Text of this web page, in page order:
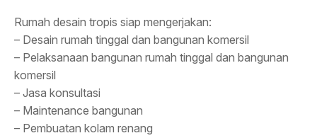
Rumah desain tropis siap mengerjakan:
– Desain rumah tinggal dan bangunan komersil
– Pelaksanaan bangunan rumah tinggal dan bangunan
komersil
– Jasa konsultasi
– Maintenance bangunan
– Pembuatan kolam renang